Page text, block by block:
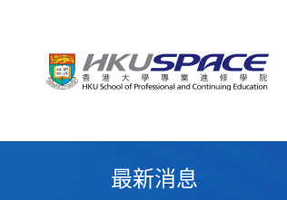
最新消息